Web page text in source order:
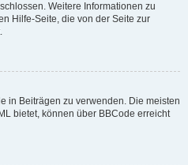
Weitere Informationen zu
Hilfe-Seite, die von der Seite zur
in Beiträgen zu verwenden. Die meisten
bietet, können über BBCode erreicht